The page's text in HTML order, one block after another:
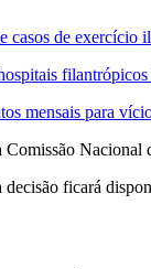
casos de exercício
mensais para
Comissão
ficará